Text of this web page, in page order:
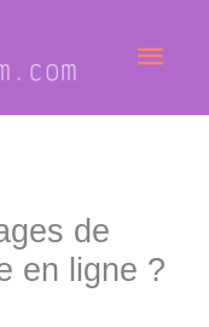
de
en ligne ?